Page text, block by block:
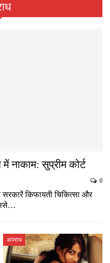
नाकाम: सुप्रीम कोर्ट
0
सरकारें किफायती चिकित्सा और
अपराध